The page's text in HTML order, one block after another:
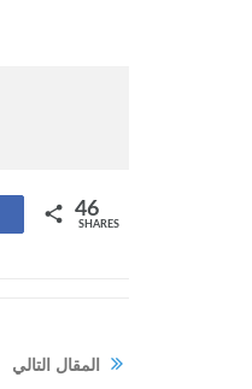
46
SHARES
المقال التالي